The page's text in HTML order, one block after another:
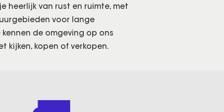
heerlijk van rust en ruimte, met
voor lange
de omgeving op ons
kijken, kopen of verkopen.